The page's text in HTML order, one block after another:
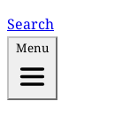
Search
Menu